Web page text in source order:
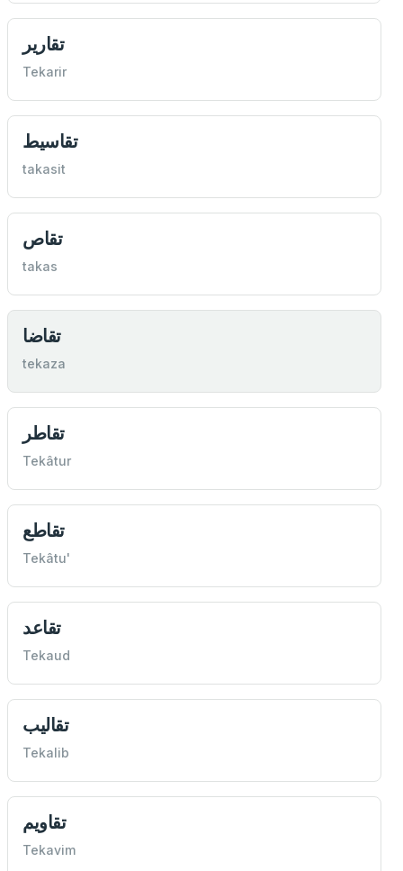
تقارير
Tekarir
تقاسيط
takasit
تقاص
takas
تقاضا
tekaza
تقاطر
Tekâtur
تقاطع
Tekâtu'
تقاعد
Tekaud
تقاليب
Tekalib
تقاويم
Tekavim